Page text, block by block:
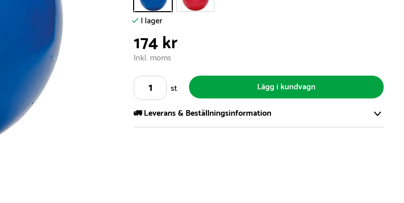
I lager
174 kr
Inkl. moms
st
Lägg i kundvagn
🚛 Leverans & Beställningsinformation